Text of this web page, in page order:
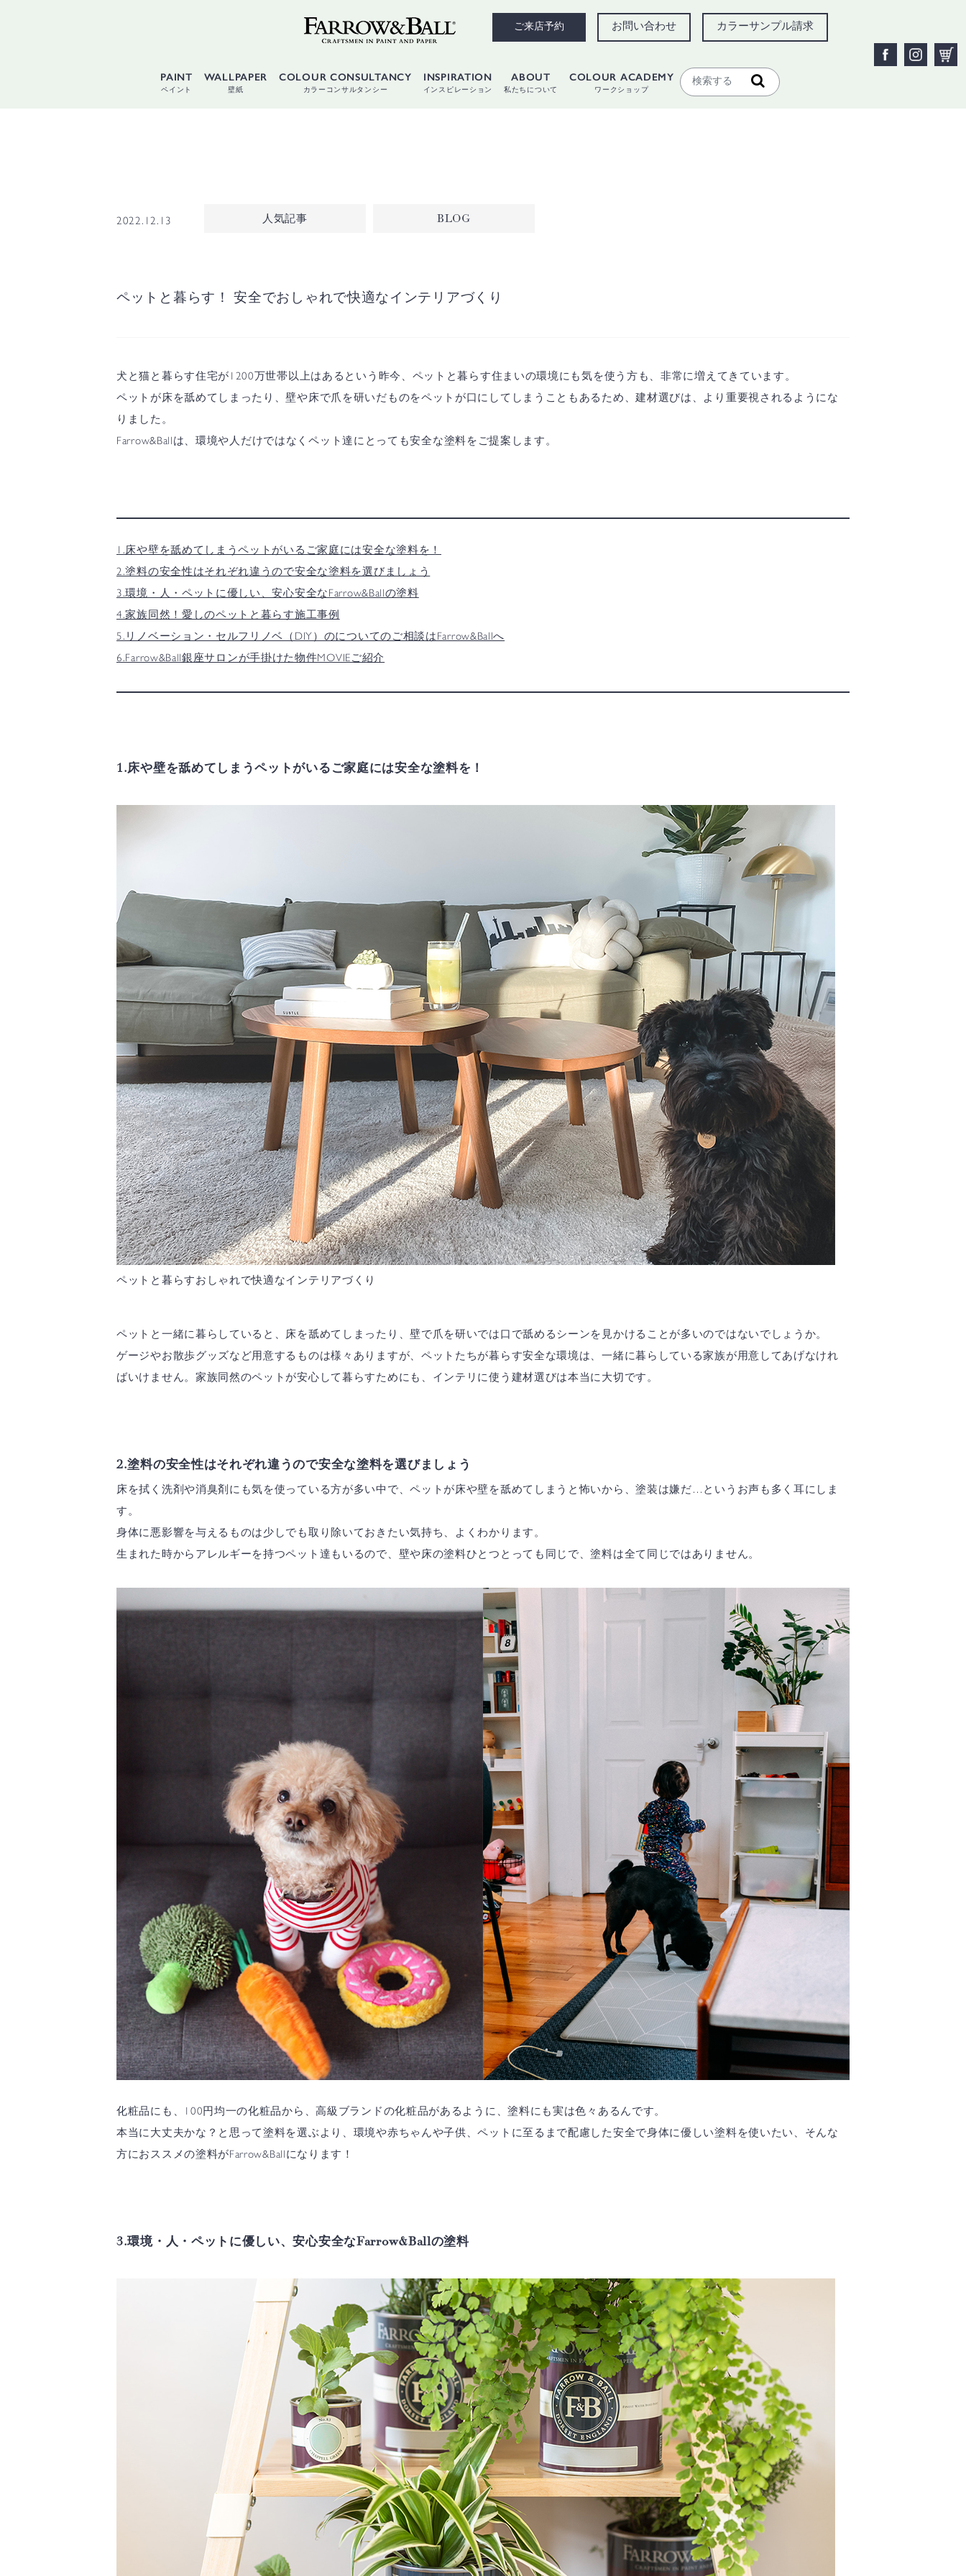
ご来店予約 お問い合わせ カラーサンプル請求
PAINT
ペイント
WALLPAPER
壁紙
COLOUR CONSULTANCY
カラーコンサルタンシー
INSPIRATION
インスピレーション
ABOUT
私たちについて
COLOUR ACADEMY
ワークショップ
2022.12.13 人気記事 BLOG
ペットと暮らす！ 安全でおしゃれで快適なインテリアづくり
犬と猫と暮らす住宅が1200万世帯以上はあるという昨今、ペットと暮らす住まいの環境にも気を使う方も、非常に増えてきています。
ペットが床を舐めてしまったり、壁や床で爪を研いだものをペットが口にしてしまうこともあるため、建材選びは、より重要視されるようにな
りました。
Farrow&Ballは、環境や人だけではなくペット達にとっても安全な塗料をご提案します。
1.床や壁を舐めてしまうペットがいるご家庭には安全な塗料を！
2.塗料の安全性はそれぞれ違うので安全な塗料を選びましょう
3.環境・人・ペットに優しい、安心安全なFarrow&Ballの塗料
4.家族同然！愛しのペットと暮らす施工事例
5.リノベーション・セルフリノベ（DIY）のについてのご相談はFarrow&Ballへ
6.Farrow&Ball銀座サロンが手掛けた物件MOVIEご紹介
1.床や壁を舐めてしまうペットがいるご家庭には安全な塗料を！
ペットと暮らすおしゃれで快適なインテリアづくり
ペットと一緒に暮らしていると、床を舐めてしまったり、壁で爪を研いでは口で舐めるシーンを見かけることが多いのではないでしょうか。
ゲージやお散歩グッズなど用意するものは様々ありますが、ペットたちが暮らす安全な環境は、一緒に暮らしている家族が用意してあげなけれ
ばいけません。家族同然のペットが安心して暮らすためにも、インテリに使う建材選びは本当に大切です。
2.塗料の安全性はそれぞれ違うので安全な塗料を選びましょう
床を拭く洗剤や消臭剤にも気を使っている方が多い中で、ペットが床や壁を舐めてしまうと怖いから、塗装は嫌だ…というお声も多く耳にしま
す。
身体に悪影響を与えるものは少しでも取り除いておきたい気持ち、よくわかります。
生まれた時からアレルギーを持つペット達もいるので、壁や床の塗料ひとつとっても同じで、塗料は全て同じではありません。
化粧品にも、100円均一の化粧品から、高級ブランドの化粧品があるように、塗料にも実は色々あるんです。
本当に大丈夫かな？と思って塗料を選ぶより、環境や赤ちゃんや子供、ペットに至るまで配慮した安全で身体に優しい塗料を使いたい、そんな
方におススメの塗料がFarrow&Ballになります！
3.環境・人・ペットに優しい、安心安全なFarrow&Ballの塗料